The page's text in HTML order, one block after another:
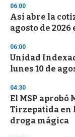
s
e
c
o
d
s
06:00
Así abre la
agosto de 2026
06:00
Unidad
lunes 10 de
04:30
El MSP aprobó
Tirzepatida en
droga mágica